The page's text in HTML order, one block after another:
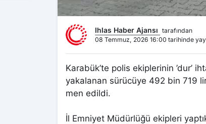
Ihlas Haber Ajansı tarafından
08 Temmuz, 2026 16:00 tarihinde
Karabük’te polis ekiplerinin ’dur’
yakalanan sürücüye 492 bin 719
men edildi.
İl Emniyet Müdürlüğü ekipleri